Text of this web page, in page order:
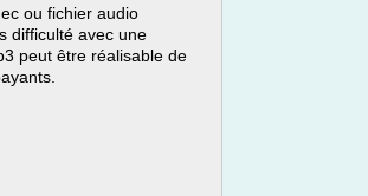
ou fichier audio
difficulté avec une
peut être réalisable de